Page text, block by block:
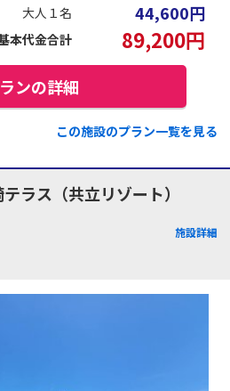
大人１名 44,600円
本代金合計 89,200円
ンの詳細
この施設のプラン一覧を見る
ラス（共立リゾート）
施設詳細